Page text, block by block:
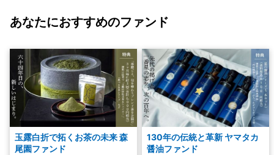
あなたにおすすめのファンド
玉露白折で拓くお茶の未来 森
尾園ファンド
130年の伝統と革新 ヤマタカ
醤油ファンド